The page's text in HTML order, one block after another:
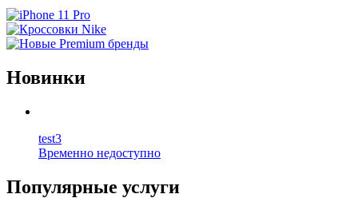
Новинки
test3
Временно недоступно
Популярные услуги